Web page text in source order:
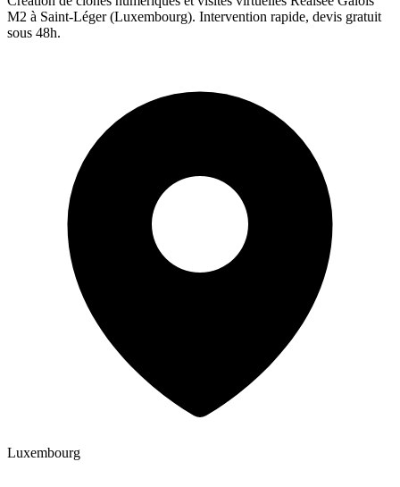
M2 à Saint-Léger(Luxembourg). Intervention rapide, devis gratuit
sous 48h.
Luxembourg